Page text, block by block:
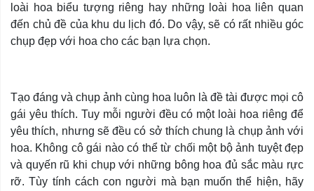
loài hoa biểu tượng riêng hay những loài hoa liên quan
đến chủ đề của khu du lịch đó. Do vậy, sẽ có rất nhiều góc
chụp đẹp với hoa cho các bạn lựa chọn.
Tạo đáng và chụp ảnh cùng hoa luôn là đề tài được mọi cô
gái yêu thích. Tuy mỗi người đều có một loài hoa riêng để
yêu thích, nhưng sẽ đều có sở thích chung là chụp ảnh với
hoa. Không cô gái nào có thể từ chối một bộ ảnh tuyệt đẹp
và quyến rũ khi chụp với những bông hoa đủ sắc màu rực
rỡ. Tùy tính cách con người mà bạn muốn thể hiện, hãy